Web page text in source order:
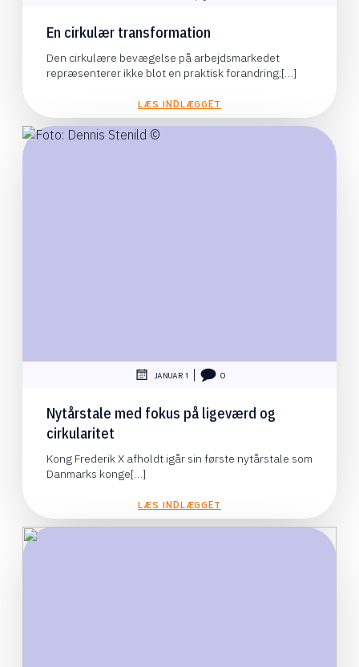
En cirkulær transformation
Den cirkulære bevægelse på arbejdsmarkedet
repræsenterer ikke blot en praktisk forandring;[…]
LÆS INDLÆGGET
JANUAR 1 0
Nytårstale med fokus på ligeværd og
cirkularitet
Kong Frederik X afholdt igår sin første nytårstale som
Danmarks konge[…]
LÆS INDLÆGGET